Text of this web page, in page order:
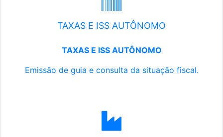
TAXAS E ISS AUTÔNOMO
TAXAS E ISS AUTÔNOMO
Emissão de guia e consulta da situação fiscal.